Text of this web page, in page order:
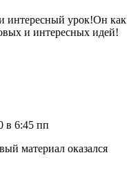
интересный урок!Он как
и интересных идей!
в 6:45 пп
материал оказался